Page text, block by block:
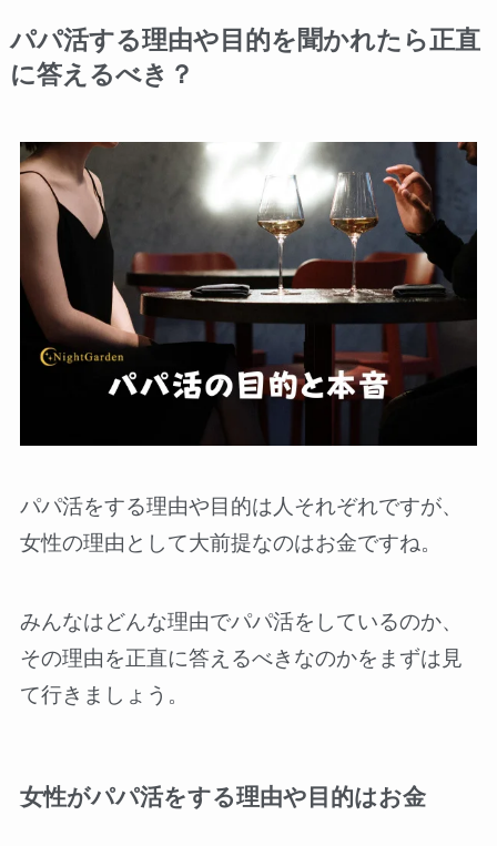
パパ活する理由や目的を聞かれたら正直
に答えるべき？
パパ活をする理由や目的は人それぞれですが、
女性の理由として大前提なのはお金ですね。
みんなはどんな理由でパパ活をしているのか、
その理由を正直に答えるべきなのかをまずは見
て行きましょう。
女性がパパ活をする理由や目的はお金